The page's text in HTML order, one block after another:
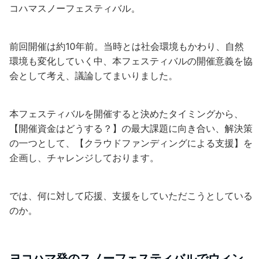
コハマスノーフェスティバル。
前回開催は約10年前。当時とは社会環境もかわり、自然
環境も変化していく中、本フェスティバルの開催意義を協
会として考え、議論してまいりました。
本フェスティバルを開催すると決めたタイミングから、
【開催資金はどうする？】の最大課題に向き合い、解決策
の一つとして、【クラウドファンディングによる支援】を
企画し、チャレンジしております。
では、何に対して応援、支援をしていただこうとしている
のか。